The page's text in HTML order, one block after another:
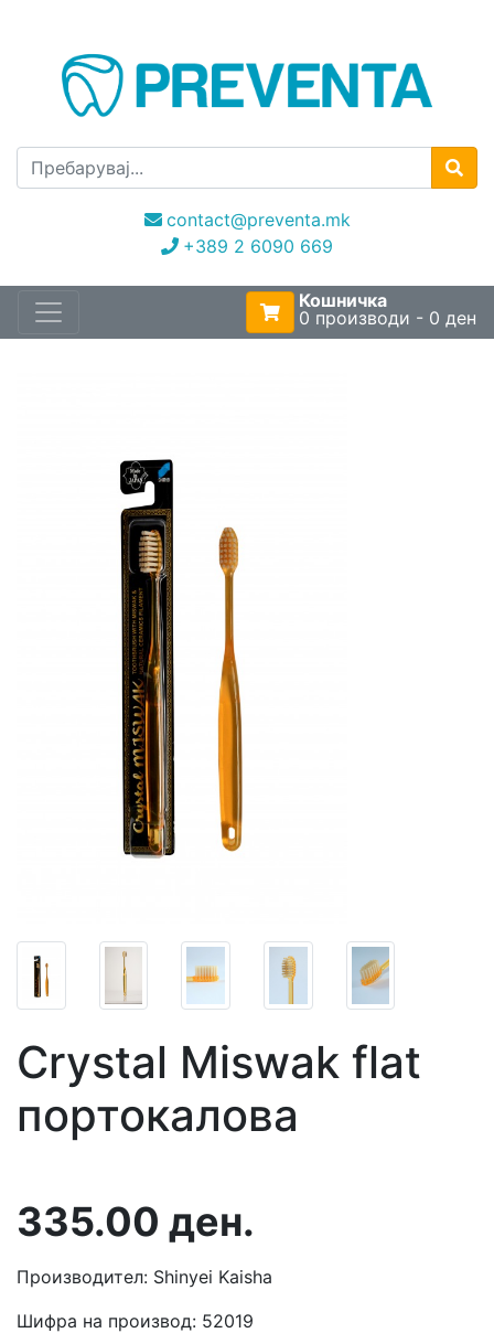
contact@preventa.mk
+389 2 6090 669
Кошничка
0 производи - 0 ден
Crystal Miswak flat
портокалова
335.00 ден.
Производител: Shinyei Kaisha
Шифра на производ: 52019